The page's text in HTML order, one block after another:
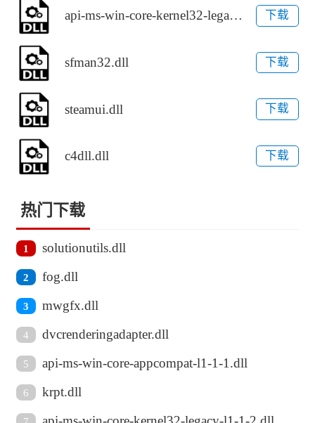
api-ms-win-core-kernel32-legacy-l1-1-2.dll 下载
sfman32.dll 下载
steamui.dll 下载
c4dll.dll 下载
热门下载
1 solutionutils.dll
2 fog.dll
3 mwgfx.dll
4 dvcrenderingadapter.dll
5 api-ms-win-core-appcompat-l1-1-1.dll
6 krpt.dll